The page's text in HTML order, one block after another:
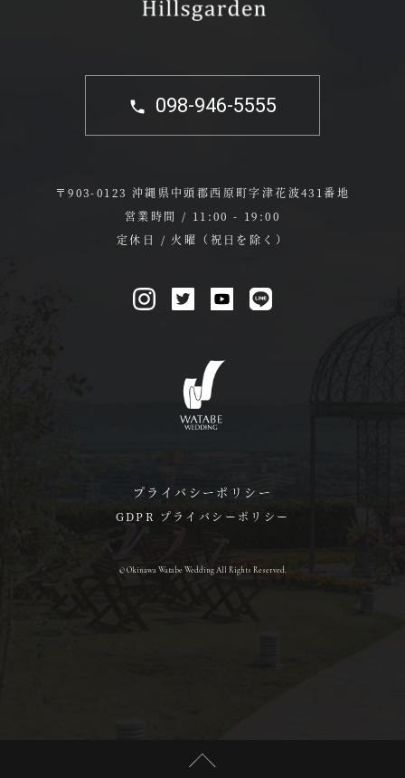
098-946-5555
〒903-0123 沖縄県中頭郡西原町字津花波431番地
営業時間 / 11:00 - 19:00
定休日 / 火曜（祝日を除く）
プライバシーポリシー
GDPR プライバシーポリシー
© Okinawa Watabe Wedding All Rights Reserved.